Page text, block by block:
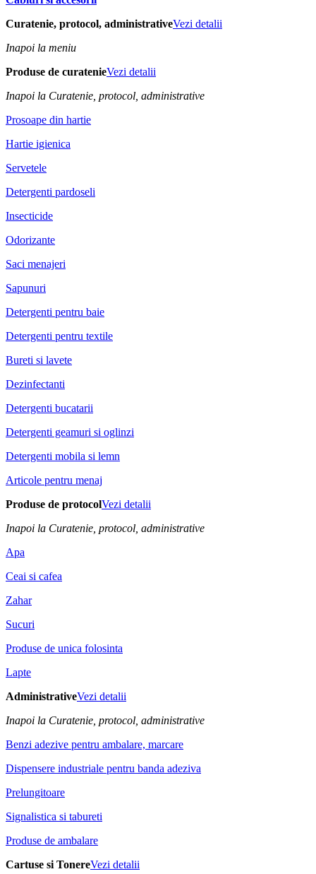
Curatenie, protocol, administrativeVezi detalii
Inapoi la meniu
Produse de curatenieVezi detalii
Inapoi la Curatenie, protocol, administrative
Prosoape din hartie
Hartie igienica
Servetele
Detergenti pardoseli
Insecticide
Odorizante
Saci menajeri
Sapunuri
Detergenti pentru baie
Detergenti pentru textile
Bureti si lavete
Dezinfectanti
Detergenti bucatarii
Detergenti geamuri si oglinzi
Detergenti mobila si lemn
Articole pentru menaj
Produse de protocolVezi detalii
Inapoi la Curatenie, protocol, administrative
Apa
Ceai si cafea
Zahar
Sucuri
Produse de unica folosinta
Lapte
AdministrativeVezi detalii
Inapoi la Curatenie, protocol, administrative
Benzi adezive pentru ambalare, marcare
Dispensere industriale pentru banda adeziva
Prelungitoare
Signalistica si tabureti
Produse de ambalare
Cartuse si TonereVezi detalii